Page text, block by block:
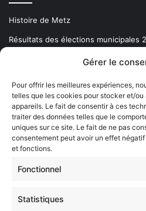
Gérer le
Pour offrir les meilleures expériences,
telles que les cookies pour stocker et/
appareils. Le fait de consentir à ces
traiter des données telles que le
uniques sur ce site. Le fait de ne pas
consentement peut avoir un effet
et fonctions.
Fonctionnel
Statistiques
Histoire de Metz
Résultats des élections municipales
Newsletter gratuite
Choisissez : matin,